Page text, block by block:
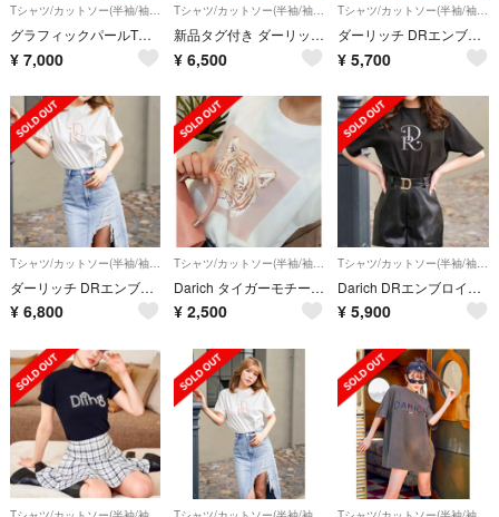
Tシャツ/カットソー(半袖/袖なし)
グラフィックパールTシャツ darich ブラック
¥ 7,000
Tシャツ/カットソー(半袖/袖なし)
新品タグ付き ダーリッチ DRエンブロイダリーTシャツ ホワイト 白 white
¥ 6,500
Tシャツ/カットソー(半袖/袖なし)
ダーリッチ DRエンブロイダリーTシャツ
¥ 5,700
ダーリッチ DRエンブロイダリーTシャツ
¥ 6,800
Darich タイガーモチーフTシャツ ピンク
¥ 2,500
Darich DRエンブロイダリーTシャツ
¥ 5,900